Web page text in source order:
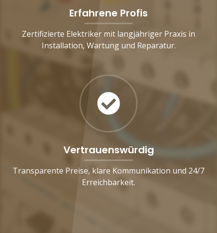
Erfahrene Profis
Zertifizierte Elektriker mit langjähriger Praxis in
Installation, Wartung und Reparatur.
Vertrauenswürdig
Transparente Preise, klare Kommunikation und 24/7
Erreichbarkeit.